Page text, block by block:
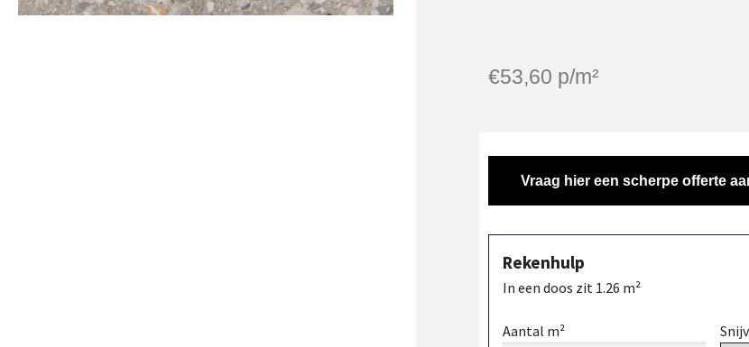
€53,60 p/m²
Vraag hier een scherpe offerte
Rekenhulp
In een doos zit 1.26 m²
Aantal m²